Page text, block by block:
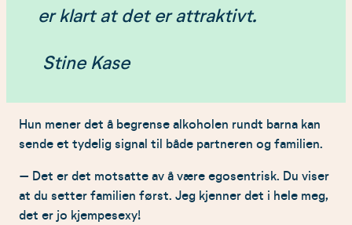
er klart at det er attraktivt.
Stine Kase
Hun mener det å begrense alkoholen rundt barna kan
sende et tydelig signal til både partneren og familien.
– Det er det motsatte av å være egosentrisk. Du viser
at du setter familien først. Jeg kjenner det i hele meg,
det er jo kjempesexy!